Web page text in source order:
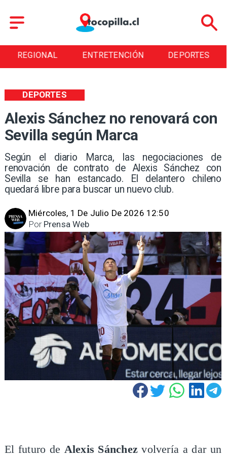
ENTRETENCIÓN DEPORTES CULTURA
Alexis Sánchez no renovará con
Sevilla según Marca
Según el diario Marca, las negociaciones de
renovación de contrato de Alexis Sánchez con
Sevilla se han estancado. El delantero chileno
quedará libre para buscar un nuevo club.
DEPORTES
Miércoles, 1 De Julio De 2026 12:50
Prensa Web
Por
El futuro de Alexis Sánchezvolvería a dar un